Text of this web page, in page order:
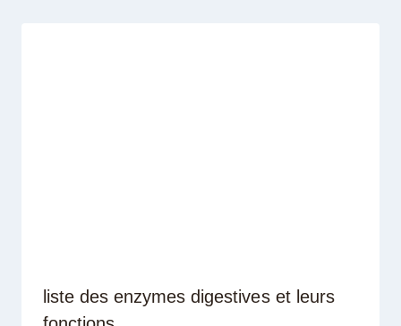
liste des enzymes digestives et leurs